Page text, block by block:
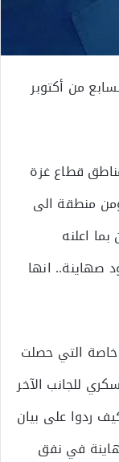
من أكتوبر
قطاع غزة
منطقة الى
اعلنه
صهاينة.. انها
التي حصلت
للجانب الآخر
ردوا على بيان
في نفق